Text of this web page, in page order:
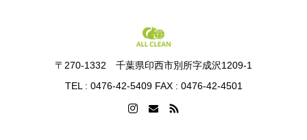
〒270-1332 千葉県印西市別所字成沢1209-1
TEL : 0476-42-5409 FAX : 0476-42-4501